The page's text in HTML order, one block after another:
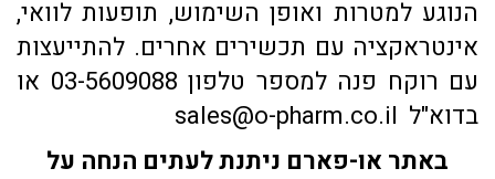
הנוגע למטרות ואופן השימוש, תופעות לוואי,
אינטראקציה עם תכשירים אחרים. להתייעצות
עם רוקח פנה למספר טלפון 03-5609088 או
בדוא"ל sales@o-pharm.co.il
באתר או-פארם ניתנת לעתים הנחה על